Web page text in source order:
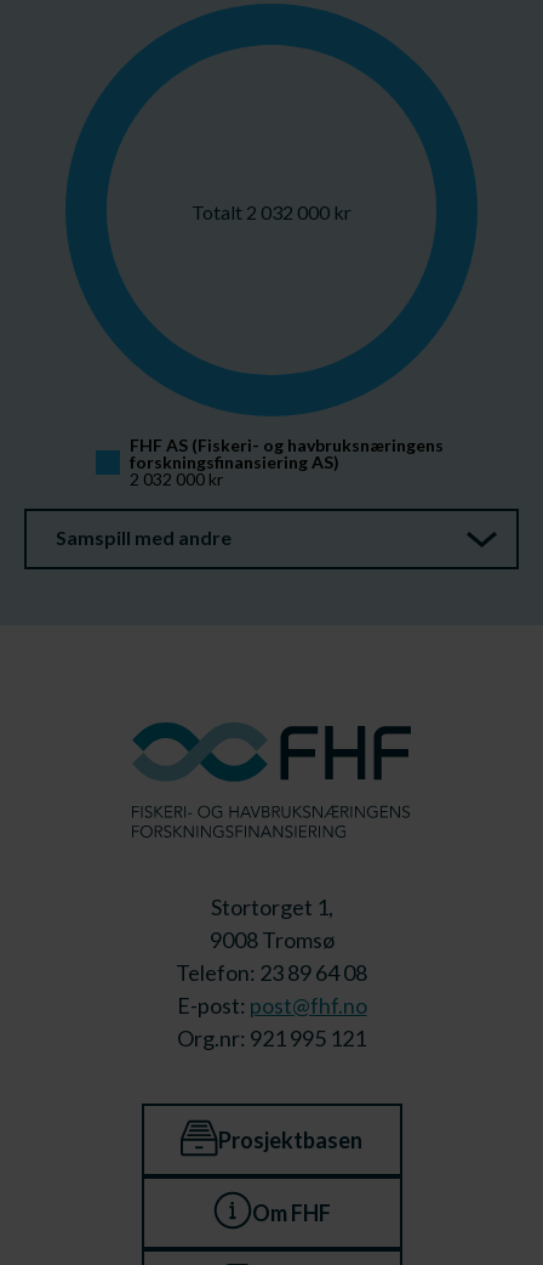
Totalt 2 032 000 kr
FHF AS (Fiskeri- og havbruksnæringens
forskningsfinansiering AS)
2 032 000 kr
Samspill med andre
Stortorget 1,
9008 Tromsø
Telefon: 23 89 64 08
E-post: post@fhf.no
Org.nr: 921 995 121
Prosjektbasen
Om FHF